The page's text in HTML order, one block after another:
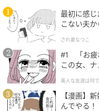
※一部にAI生成画像を使
ベビーカレンダー編集部
クリエイター情報
ベビーカ
最初に感
こない夫か
され妻なつこ
#1 「お疲
この女、
美人な友達は何
【漫画】
んでやる